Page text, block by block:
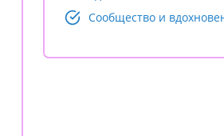
Сообщество и